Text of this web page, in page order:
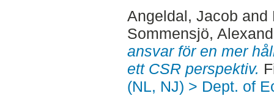
Angeldal, Jacob and
Sommensjö,
ansvar för en mer
ett CSR perspektiv.
(NL, NJ) > Dept. of